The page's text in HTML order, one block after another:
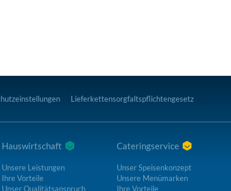
Lieferkettensorgfaltspflichtengesetz
Hauswirtschaft
Unsere Leistungen
Ihre Vorteile
Unser Qualitätsanspruch
Cateringservice
Unser Speisenkonzept
Unsere Menümarken
Ihre Vorteile